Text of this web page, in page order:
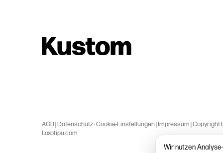
AGB|Datenschutz·Cookie-Einstellungen|Impressum| Copyright
Loxotipu.com
Wir nutzen